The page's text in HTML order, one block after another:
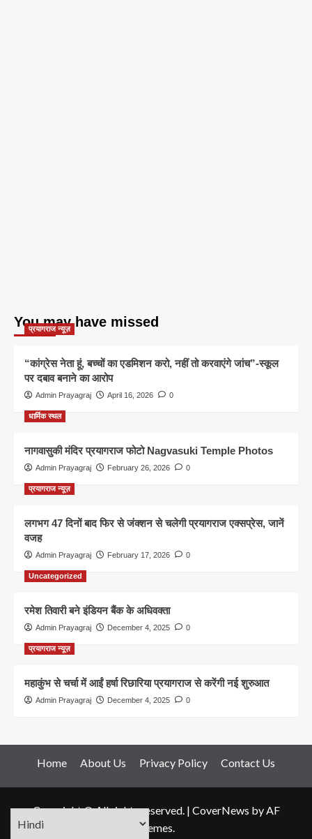
You may have missed
प्रयागराज न्यूज़
“कांग्रेस नेता हूं, बच्चों का एडमिशन करो, नहीं तो करवाएंगे जांच”-स्कूल
पर दबाव बनाने का आरोप
Admin Prayagraj April 16, 2026 0
धार्मिक स्थल
नागवासुकी मंदिर प्रयागराज फोटो Nagvasuki Temple Photos
Admin Prayagraj February 26, 2026 0
प्रयागराज न्यूज़
लगभग 47 दिनों बाद फिर से जंक्शन से चलेगी प्रयागराज एक्सप्रेस, जानें
वजह
Admin Prayagraj February 17, 2026 0
Uncategorized
रमेश तिवारी बने इंडियन बैंक के अधिवक्ता
Admin Prayagraj December 4, 2025 0
प्रयागराज न्यूज़
महाकुंभ से चर्चा में आईं हर्षा रिछारिया प्रयागराज से करेंगी नई शुरुआत
Admin Prayagraj December 4, 2025 0
Home About Us Privacy Policy Contact Us
Copyright © All rights reserved. | CoverNews by AF
themes.